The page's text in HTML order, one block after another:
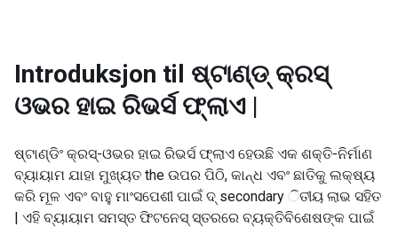
Introduksjon til ଷ୍ଟାଣ୍ଡ୍ କ୍ରସ୍
ଓଭର ହାଇ ରିଭର୍ସ ଫ୍ଲାଏ |
ଷ୍ଟାଣ୍ଡିଂ କ୍ରସ୍-ଓଭର ହାଇ ରିଭର୍ସ ଫ୍ଲାଏ ହେଉଛି ଏକ ଶକ୍ତି-ନିର୍ମାଣ
ବ୍ୟାୟାମ ଯାହା ମୁଖ୍ୟତ the ଉପର ପିଠି, କାନ୍ଧ ଏବଂ ଛାତିକୁ ଲକ୍ଷ୍ୟ
କରି ମୂଳ ଏବଂ ବାହୁ ମାଂସପେଶୀ ପାଇଁ ଦ୍ secondary ିତୀୟ ଲାଭ ସହିତ
| ଏହି ବ୍ୟାୟାମ ସମସ୍ତ ଫିଟନେସ୍ ସ୍ତରରେ ବ୍ୟକ୍ତିବିଶେଷଙ୍କ ପାଇଁ